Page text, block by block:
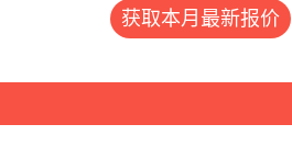
获取本月最新报价